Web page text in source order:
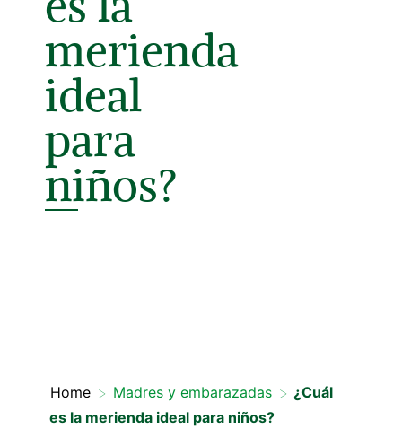
merienda
ideal
para
niños?
Home > Madres y embarazadas > ¿Cuál
es la merienda ideal para niños?